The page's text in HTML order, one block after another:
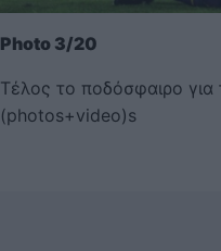
Photo 3/20
Τέλος το ποδόσφαιρο
(photos+video)s